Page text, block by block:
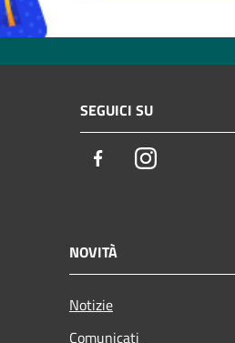
SEGUICI SU
FacebookInstagram
NOVITÀ
Notizie
Comunicati